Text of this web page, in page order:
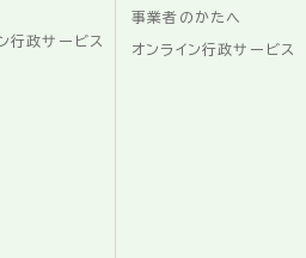
行政サービス
事業者のかたへ
オンライン行政サービス